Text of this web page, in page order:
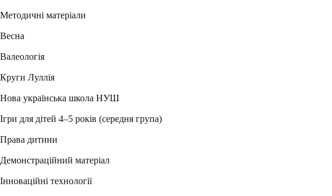
Методичні матеріали
Весна
Валеологія
Круги Луллія
Нова українська школа НУШ
Ігри для дітей 4–5 років (середня група)
Права дитини
Демонстраційний матеріал
Інноваційні технології